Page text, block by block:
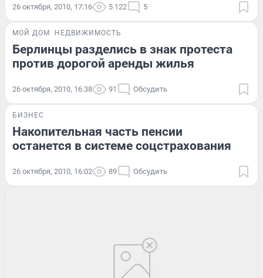
26 октября, 2010, 17:16 5 122 5
МОЙ ДОМ НЕДВИЖИМОСТЬ
Берлинцы разделись в знак протеста
против дорогой аренды жилья
26 октября, 2010, 16:38 91 Обсудить
БИЗНЕС
Накопительная часть пенсии
останется в системе соцстрахования
26 октября, 2010, 16:02 89 Обсудить